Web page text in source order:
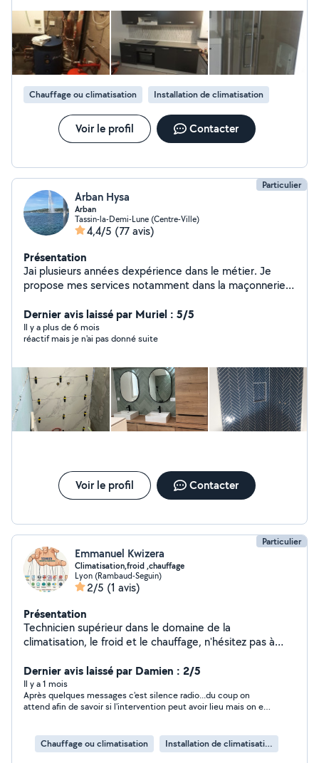
Chauffage ou climatisation Installation de climatisation
Voir le profil Contacter
Particulier
Arban Hysa
Arban
Tassin-la-Demi-Lune (Centre-Ville)
4,4/5 (77 avis)
Présentation
Jai plusieurs années dexpérience dans le métier. Je
propose mes services notamment dans la maçonnerie,
de placo, etc.
Dernier avis laissé par Muriel : 5/5
Il y a plus de 6 mois
réactif mais je n'ai pas donné suite
Voir le profil Contacter
Particulier
Emmanuel Kwizera
Climatisation,froid ,chauffage
Lyon (Rambaud-Seguin)
2/5 (1 avis)
Présentation
Technicien supérieur dans le domaine de la
climatisation, le froid et le chauffage, n'hésitez pas à
maintenance, le dépannage et l'installation de vos splits,
chambre froides, chaudière, groupes d'eau glacée etc
Dernier avis laissé par Damien : 2/5
Il y a 1 mois
Après quelques messages c'est silence radio...du coup on
attend afin de savoir si l'intervention peut avoir lieu mais on est
Chauffage ou climatisation Installation de climatisation